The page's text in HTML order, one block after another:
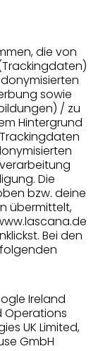
die von
sowie
/ zu
Hintergrund
Die
bzw. deine
übermittelt,
Bei den
Ireland
Operations
UK Limited,
GmbH